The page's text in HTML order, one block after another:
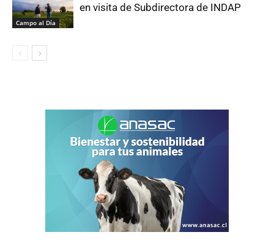
Campo al Día
en visita de Subdirectora de INDAP